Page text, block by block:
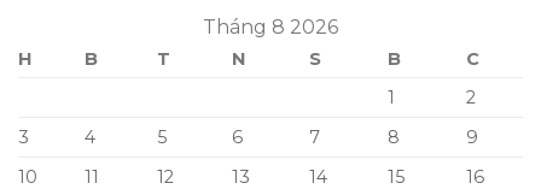
Tháng 8 2026
H B T N S B
C
1
2
3
4 5 6 7 8
9
10
11 12 13 14 15
16